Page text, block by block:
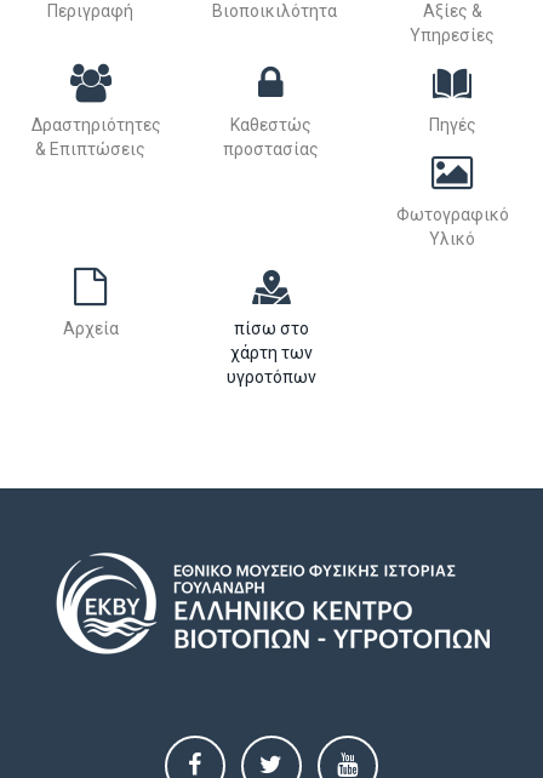
Περιγραφή Βιοποικιλότητα
Αξίες &
Υπηρεσίες
Δραστηριότητες
& Επιπτώσεις
Καθεστώς
προστασίας
Πηγές
Φωτογραφικό
Υλικό
Αρχεία
πίσω στο
χάρτη των
υγροτόπων